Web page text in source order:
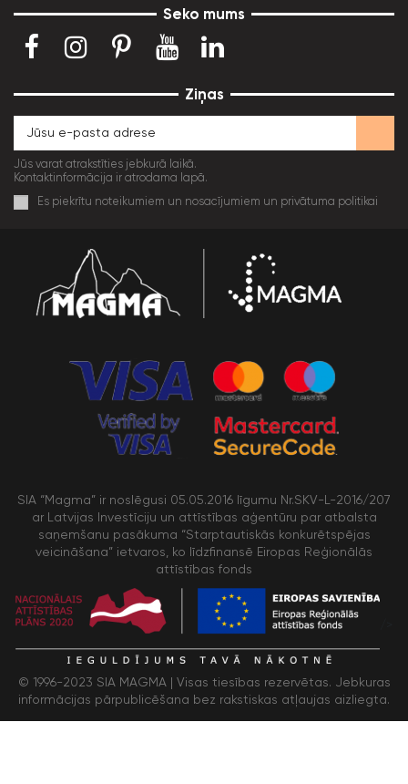
Seko mums
Ziņas
Jūs varat atrakstīties jebkurā laikā.
Kontaktinformācija ir atrodama lapā.
Es piekrītu noteikumiem un nosacījumiem un privātuma politikai
SIA “Magma” ir noslēgusi 05.05.2016 līgumu Nr.SKV-L-2016/207
ar Latvijas Investīciju un attīstības aģentūru par atbalsta
saņemšanu pasākuma “Starptautiskās konkurētspējas
veicināšana” ietvaros, ko līdzfinansē Eiropas Reģionālās
attīstības fonds
© 1996-2023 SIA MAGMA | Visas tiesības rezervētas. Jebkuras
informācijas pārpublicēšana bez rakstiskas atļaujas aizliegta.